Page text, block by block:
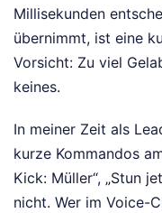
Millisekunden
übernimmt, ist eine
Vorsicht: Zu viel
keines.
In meiner Zeit als
kurze Kommandos
Kick: Müller“, „Stun
nicht. Wer im Voice-